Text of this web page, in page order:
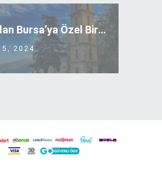
İstanbul’dan Bursa’ya Özel Bir Yolculuk
2024